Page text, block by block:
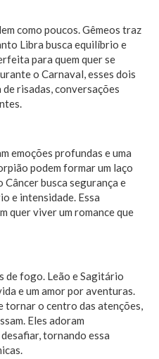
como poucos. Gêmeos traz
Libra busca equilíbrio e
para quem quer se
o Carnaval, esses dois
risadas, conversações
emoções profundas e uma
podem formar um laço
busca segurança e
e intensidade. Essa
quer viver um romance que
de fogo. Leão e Sagitário
e um amor por aventuras.
tornar o centro das atenções,
Eles adoram
tornando essa